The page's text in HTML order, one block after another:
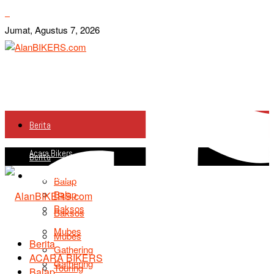
Jumat, Agustus 7, 2026
Berita
Acara Bikers
Balap
Baksos
Mubes
Gathering
Berita
Acara Bikers
Balap
Baksos
Mubes
Gathering
Touring
Berita
ACARA BIKERS